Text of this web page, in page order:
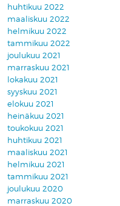
huhtikuu 2022
maaliskuu 2022
helmikuu 2022
tammikuu 2022
joulukuu 2021
marraskuu 2021
lokakuu 2021
syyskuu 2021
elokuu 2021
heinäkuu 2021
toukokuu 2021
huhtikuu 2021
maaliskuu 2021
helmikuu 2021
tammikuu 2021
joulukuu 2020
marraskuu 2020